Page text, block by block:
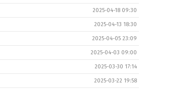
2025-04-18 09:30
2025-04-13 18:30
2025-04-05 23:09
2025-04-03 09:00
2025-03-30 17:14
2025-03-22 19:58